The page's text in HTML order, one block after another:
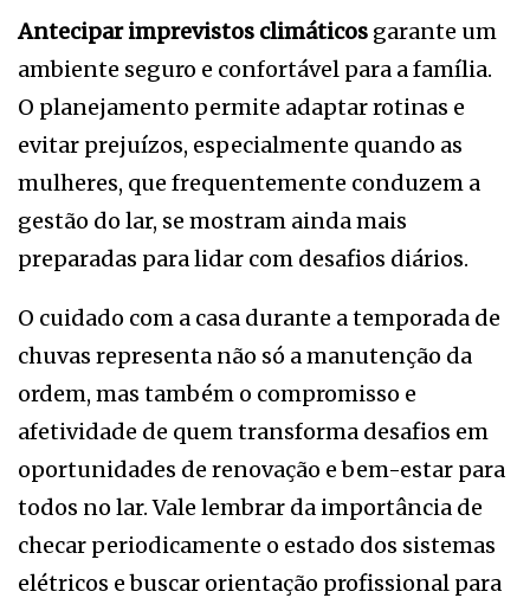
Antecipar imprevistos climáticos garante um
ambiente seguro e confortável para a família.
O planejamento permite adaptar rotinas e
evitar prejuízos, especialmente quando as
mulheres, que frequentemente conduzem a
gestão do lar, se mostram ainda mais
preparadas para lidar com desafios diários.
O cuidado com a casa durante a temporada de
chuvas representa não só a manutenção da
ordem, mas também o compromisso e
afetividade de quem transforma desafios em
oportunidades de renovação e bem-estar para
todos no lar. Vale lembrar da importância de
checar periodicamente o estado dos sistemas
elétricos e buscar orientação profissional para